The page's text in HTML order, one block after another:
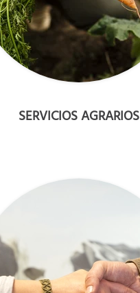
SERVICIOS AGRARIOS